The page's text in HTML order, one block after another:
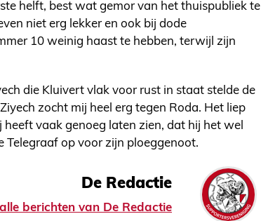
helft, best wat gemor van het thuispubliek te
niet erg lekker en ook bij dode
10 weinig haast te hebben, terwijl zijn
die Kluivert vlak voor rust in staat stelde de
zocht mij heel erg tegen Roda. Het liep
heeft vaak genoeg laten zien, dat hij het wel
Telegraaf op voor zijn ploeggenoot.
De Redactie
berichten van De Redactie